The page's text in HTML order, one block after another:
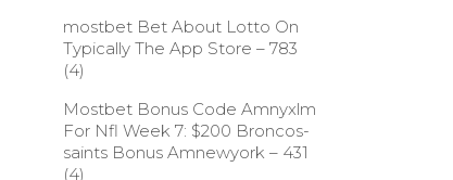
‎mostbet Bet About Lotto On
Typically The App Store – 783
(4)
Mostbet Bonus Code Amnyxlm
For Nfl Week 7: $200 Broncos-
saints Bonus Amnewyork – 431
(4)